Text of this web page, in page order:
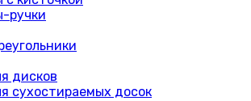
ручки
дисков
сухостираемых досок